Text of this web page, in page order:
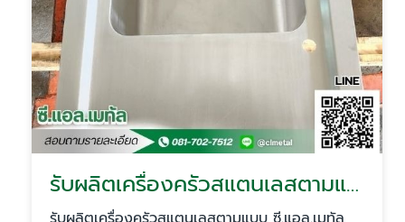
รับผลิตเครื่องครัวสแตนเลสตามแบบ